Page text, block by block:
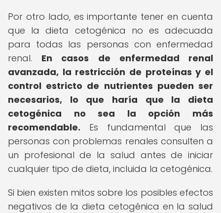
Por otro lado, es importante tener en cuenta
que la dieta cetogénica no es adecuada
para todas las personas con enfermedad
renal. En casos de enfermedad renal
avanzada, la restricción de proteínas y el
control estricto de nutrientes pueden ser
necesarios, lo que haría que la dieta
cetogénica no sea la opción más
recomendable. Es fundamental que las
personas con problemas renales consulten a
un profesional de la salud antes de iniciar
cualquier tipo de dieta, incluida la cetogénica.
Si bien existen mitos sobre los posibles efectos
negativos de la dieta cetogénica en la salud